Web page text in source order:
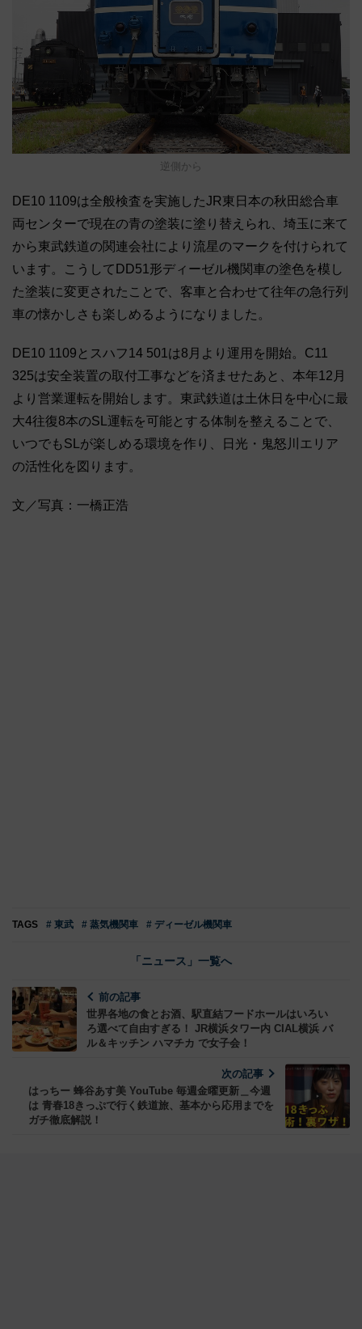
逆側から
DE10 1109は全般検査を実施したJR東日本の秋田総合車
両センターで現在の青の塗装に塗り替えられ、埼玉に来て
から東武鉄道の関連会社により流星のマークを付けられて
います。こうしてDD51形ディーゼル機関車の塗色を模し
た塗装に変更されたことで、客車と合わせて往年の急行列
車の懐かしさも楽しめるようになりました。
DE10 1109とスハフ14 501は8月より運用を開始。C11
325は安全装置の取付工事などを済ませたあと、本年12月
より営業運転を開始します。東武鉄道は土休日を中心に最
大4往復8本のSL運転を可能とする体制を整えることで、
いつでもSLが楽しめる環境を作り、日光・鬼怒川エリア
の活性化を図ります。
文／写真：一橋正浩
TAGS # 東武 # 蒸気機関車 # ディーゼル機関車
「ニュース」一覧へ
前の記事
世界各地の食とお酒、駅直結フードホールはいろい
ろ選べて自由すぎる！ JR横浜タワー内 CIAL横浜 バ
ル＆キッチン ハマチカ で女子会！
次の記事
はっちー 蜂谷あす美 YouTube 毎週金曜更新＿今週
は 青春18きっぷで行く鉄道旅、基本から応用までを
ガチ徹底解説！